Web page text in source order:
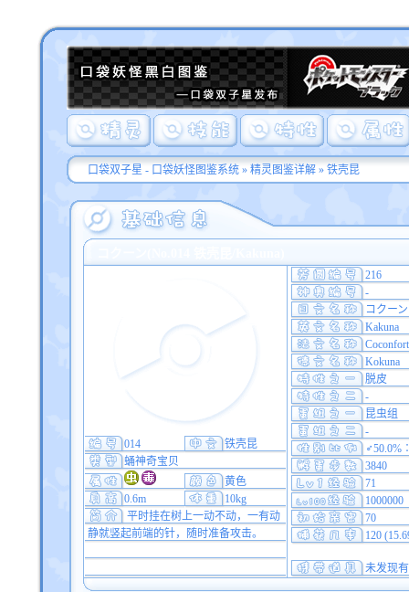
口袋双子星 - 口袋妖怪图鉴系统» 精灵图鉴详解» 铁壳昆
216
-
コクーン
Kakuna
Coconfort
Kokuna
脱皮
-
昆虫组
-
3840
71
1000000
70
120
未发现
014
铁壳昆
蛹神奇宝贝
黄色
0.6m
10kg
平时挂在树上一动不动，一有动
静就竖起前端的针，随时准备攻击。